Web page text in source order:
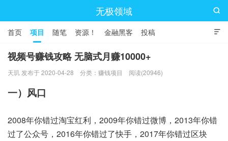
无极领域

首页 项目 随笔 资源！ 金融黑客 投稿

视频号赚钱攻略 无脑式月赚10000+
天玑 发布于 2020-04-28 分类： 赚钱项目 阅读(20946)
一）风口
2008年你错过淘宝红利，2009年你错过微博，2013年你错
过了公众号，2016年你错过了快手，2017年你错过区块